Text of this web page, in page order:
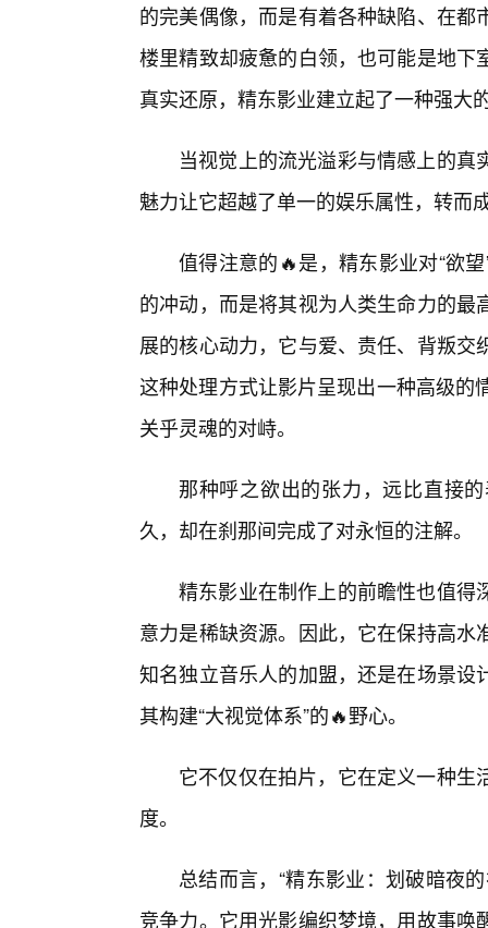
的完美偶像，而是有着各种缺陷、在
楼里精致却疲惫的白领，也可能是地
真实还原，精东影业建立起了一种强大
当视觉上的流光溢彩与情感上的
魅力让它超越了单一的娱乐属性，转而
值得注意的🔥是，精东影业对“欲
的冲动，而是将其视为人类生命力的
展的核心动力，它与爱、责任、背叛
这种处理方式让影片呈现出一种高级的
关乎灵魂的对峙。
那种呼之欲出的张力，远比直接
久，却在刹那间完成了对永恒的注解。
精东影业在制作上的前瞻性也值得
意力是稀缺资源。因此，它在保持高
知名独立音乐人的加盟，还是在场景
其构建“大视觉体系”的🔥野心。
它不仅仅在拍片，它在定义一种
度。
总结而言，“精东影业：划破暗夜
竞争力。它用光影编织梦境，用故事